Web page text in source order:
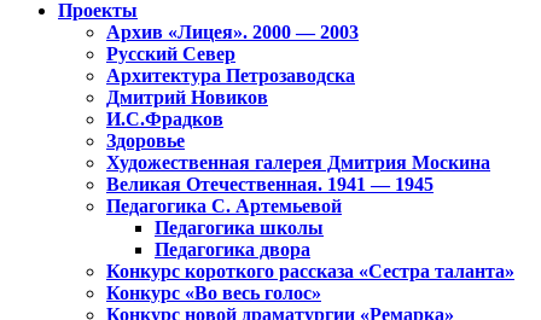
Проекты
Архив «Лицея». 2000 — 2003
Русский Север
Архитектура Петрозаводска
Дмитрий Новиков
И.С.Фрадков
Здоровье
Художественная галерея Дмитрия Москина
Великая Отечественная. 1941 — 1945
Педагогика С. Артемьевой
Педагогика школы
Педагогика двора
Конкурс короткого рассказа «Сестра таланта»
Конкурс «Во весь голос»
Конкурс новой драматургии «Ремарка»